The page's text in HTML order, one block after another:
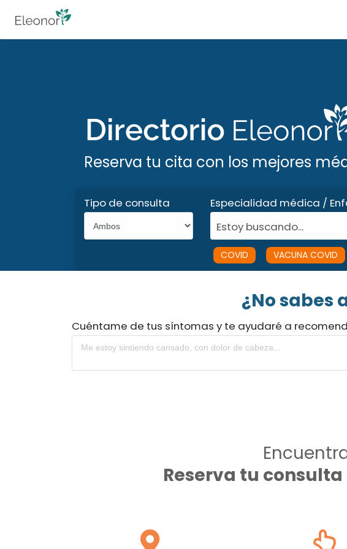
Reserva tu cita con los mejores
Tipo de consulta
Especialidad médica /
Estoy buscando...
COVID VACUNA COVID
¿No sabes
Cuéntame de tus síntomas y te ayudaré a
Reserva tu